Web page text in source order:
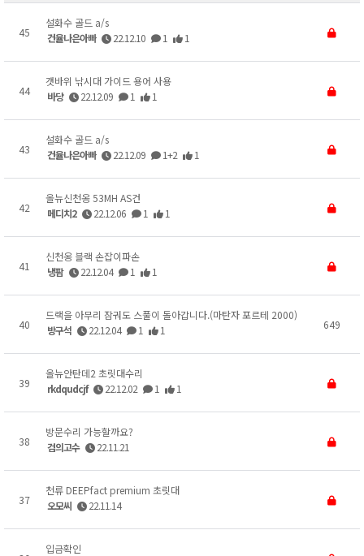
45
설화수 골드 a/s
건율나은아빠
22.12.10 1 1
44
갯바위 낚시대 가이드 용어 사용
바당
22.12.09 1 1
43
설화수 골드 a/s
건율나은아빠
22.12.09 1+2 1
42
올뉴신천옹 53MH AS건
메디치2
22.12.06 1 1
41
신천옹 블랙 손잡이파손
냉팜
22.12.04 1 1
40
드랙을 아무리 잠궈도 스풀이 돌아갑니다.(마탄자 포르테 2000)
방구석
22.12.04 1 1 649
39
올뉴안탄데2 초릿대수리
rkdqudcjf
22.12.02 1 1
38
방문수리 가능할까요?
검의고수
22.11.21
37
천류 DEEPfact premium 초릿대
오모씨
22.11.14
입금확인